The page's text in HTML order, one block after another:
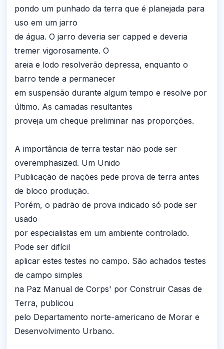
pondo um punhado da terra que é planejada para
uso em um jarro
de água. O jarro deveria ser capped e deveria
tremer vigorosamente. O
areia e lodo resolverão depressa, enquanto o
barro tende a permanecer
em suspensão durante algum tempo e resolve por
último. As camadas resultantes
proveja um cheque preliminar nas proporções.
A importância de terra testar não pode ser
overemphasized. Um Unido
Publicação de nações pede prova de terra antes
de bloco produção.
Porém, o padrão de prova indicado só pode ser
usado
por especialistas em um ambiente controlado.
Pode ser difícil
aplicar estes testes no campo. São achados testes
de campo simples
na Paz Manual de Corps' por Construir Casas de
Terra, publicou
pelo Departamento norte-americano de Morar e
Desenvolvimento Urbano.